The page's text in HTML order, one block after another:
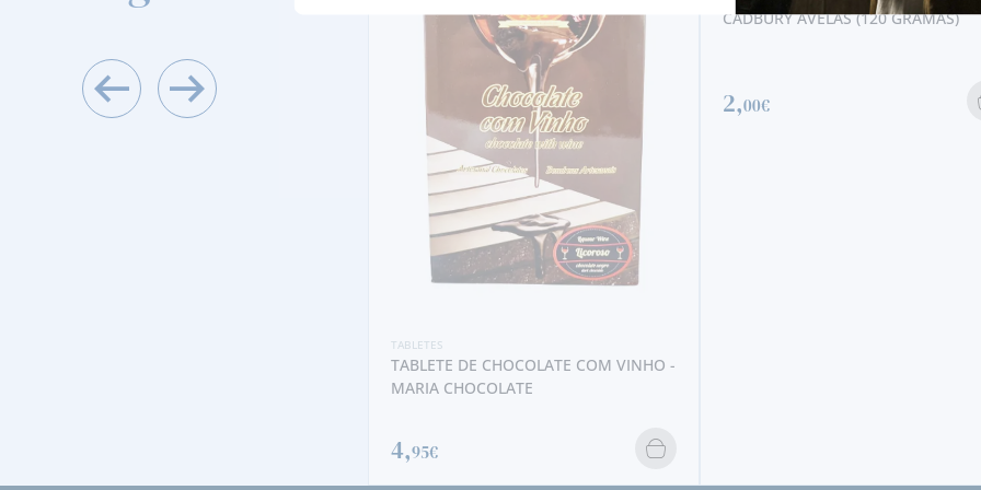
TABLETE DE CHOCOLATE COM VINHO -
MARIA CHOCOLATE
CADBURY AVELÃS (120 GRAMAS)